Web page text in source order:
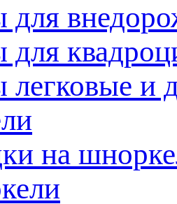
и
на